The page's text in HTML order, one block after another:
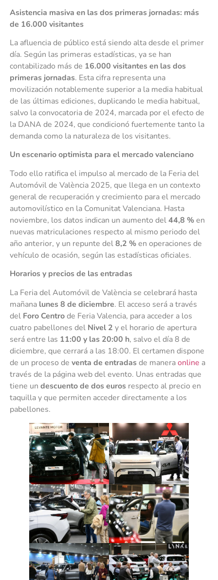
Asistencia masiva en las dos primeras jornadas: más
de 16.000 visitantes
La afluencia de público está siendo alta desde el primer
día. Según las primeras estadísticas, ya se han
contabilizado más de 16.000 visitantes en las dos
primeras jornadas. Esta cifra representa una
movilización notablemente superior a la media habitual
de las últimas ediciones, duplicando le media habitual,
salvo la convocatoria de 2024, marcada por el efecto de
la DANA de 2024, que condicionó fuertemente tanto la
demanda como la naturaleza de los visitantes.
Un escenario optimista para el mercado valenciano
Todo ello ratifica el impulso al mercado de la Feria del
Automóvil de València 2025, que llega en un contexto
general de recuperación y crecimiento para el mercado
automovilístico en la Comunitat Valenciana. Hasta
noviembre, los datos indican un aumento del44,8 %en
nuevas matriculaciones respecto al mismo periodo del
año anterior, y un repunte del8,2 %en operaciones de
vehículo de ocasión, según las estadísticas oficiales.
Horarios y precios de las entradas
La Feria del Automóvil de València se celebrará hasta
mañana lunes 8 de diciembre. El acceso será a través
del Foro Centrode Feria Valencia, para acceder a los
cuatro pabellones del Nivel 2 y el horario de apertura
será entre las 11:00 y las 20:00 h, salvo el día 8 de
diciembre, que cerrará a las 18:00. El certamen dispone
de un proceso de venta de entradasde maneraonline a
través de la página web del evento. Unas entradas que
tiene un descuento de dos euros respecto al precio en
taquilla y que permiten acceder directamente a los
pabellones.